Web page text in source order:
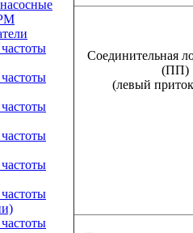
Соединительная
(ПП)
(левый